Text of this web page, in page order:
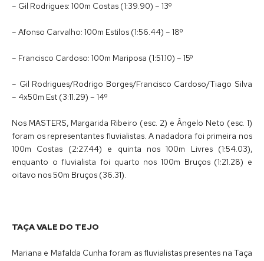
– Gil Rodrigues: 100m Costas (1:39.90) – 13º
– Afonso Carvalho: 100m Estilos (1:56.44) – 18º
– Francisco Cardoso: 100m Mariposa (1:51.10) – 15º
– Gil Rodrigues/Rodrigo Borges/Francisco Cardoso/Tiago Silva
– 4x50m Est (3:11.29) – 14º
Nos MASTERS, Margarida Ribeiro (esc. 2) e Ângelo Neto (esc. 1)
foram os representantes fluvialistas. A nadadora foi primeira nos
100m Costas (2:27.44) e quinta nos 100m Livres (1:54.03),
enquanto o fluvialista foi quarto nos 100m Bruços (1:21.28) e
oitavo nos 50m Bruços (36.31).
TAÇA VALE DO TEJO
Mariana e Mafalda Cunha foram as fluvialistas presentes na Taça